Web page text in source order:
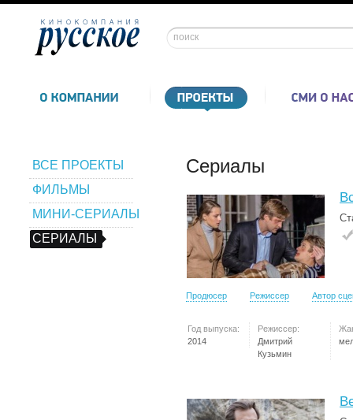
ВСЕ ПРОЕКТЫ
ФИЛЬМЫ
МИНИ-СЕРИАЛЫ
СЕРИАЛЫ
Сериалы
Продюсер Режиссер Автор
Год выпуска:
2014
Режиссер:
Дмитрий
Кузьмин